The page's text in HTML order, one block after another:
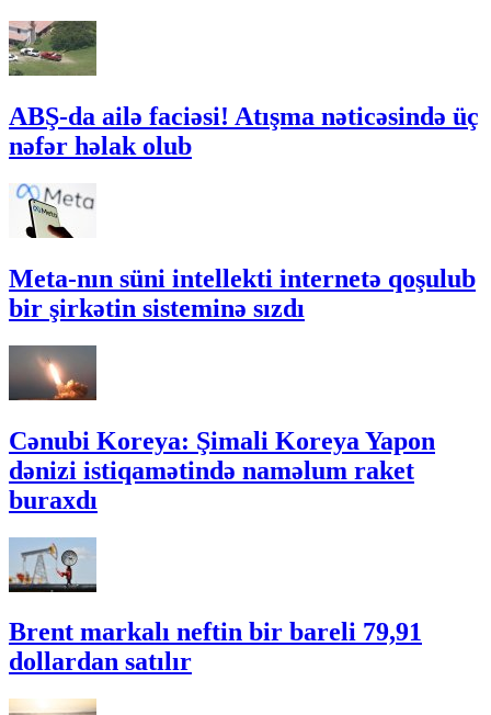
ABŞ-da ailə faciəsi! Atışma nəticəsində üç
nəfər həlak olub
Meta-nın süni intellekti internetə qoşulub
bir şirkətin sisteminə sızdı
Cənubi Koreya: Şimali Koreya Yapon
dənizi istiqamətində naməlum raket
buraxdı
Brent markalı neftin bir bareli 79,91
dollardan satılır